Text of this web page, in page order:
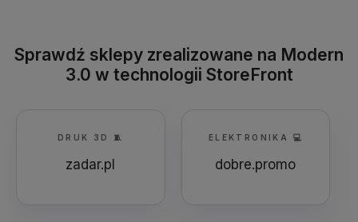
Sprawdź sklepy zrealizowane na Modern
3.0 w technologii StoreFront
zadar.pl dobre.promo